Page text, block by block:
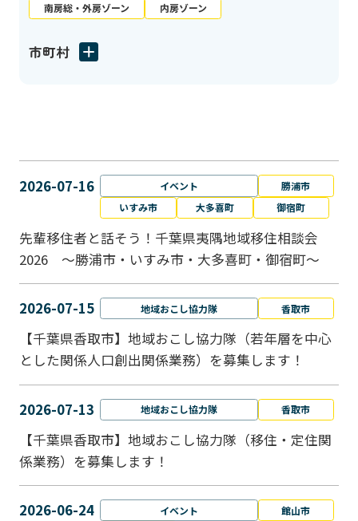
南房総・外房ゾーン
内房ゾーン
市町村
2026-07-16 イベント
勝浦市
いすみ市
大多喜町 御宿町
先輩移住者と話そう！千葉県夷隅地域移住相談会
2026 ～勝浦市・いすみ市・大多喜町・御宿町～
2026-07-15 地域おこし協力隊 香取市
【千葉県香取市】地域おこし協力隊（若年層を中心
とした関係人口創出関係業務）を募集します！
2026-07-13 地域おこし協力隊 香取市
【千葉県香取市】地域おこし協力隊（移住・定住関
係業務）を募集します！
2026-06-24 イベント
館山市